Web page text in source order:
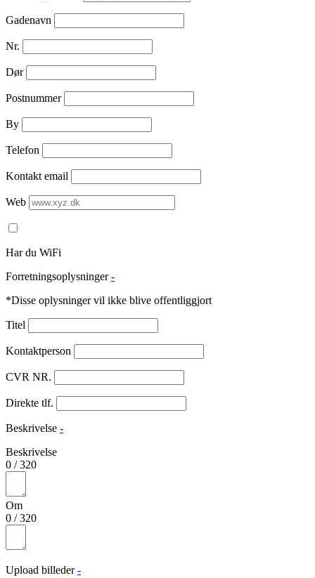
Gadenavn
Nr.
Dør
Postnummer
By
Telefon
Kontakt email
Web
Har du WiFi
Forretningsoplysninger -
*Disse oplysninger vil ikke blive offentliggjort
Titel
Kontaktperson
CVR NR.
Direkte tlf.
Beskrivelse -
Beskrivelse
0 /320
Om
0 /320
Upload billeder -